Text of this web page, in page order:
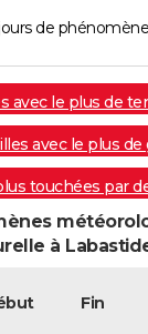
de
avec le plus de
avec le plus de
touchées par
à
Fin